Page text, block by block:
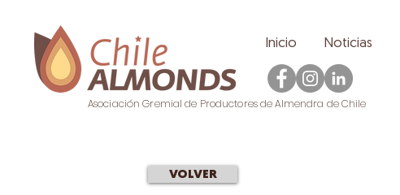
Inicio Noticias
Asociación Gremial de Productores de Almendra de Chile
VOLVER